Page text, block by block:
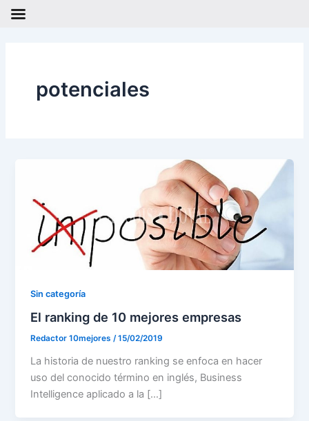
potenciales
Sin categoría
El ranking de 10 mejores empresas
Redactor 10mejores/15/02/2019
La historia de nuestro ranking se enfoca en hacer
uso del conocido término en inglés, Business
Intelligence aplicado a la […]